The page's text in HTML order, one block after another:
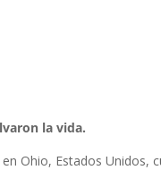
la vida.
Ohio, Estados